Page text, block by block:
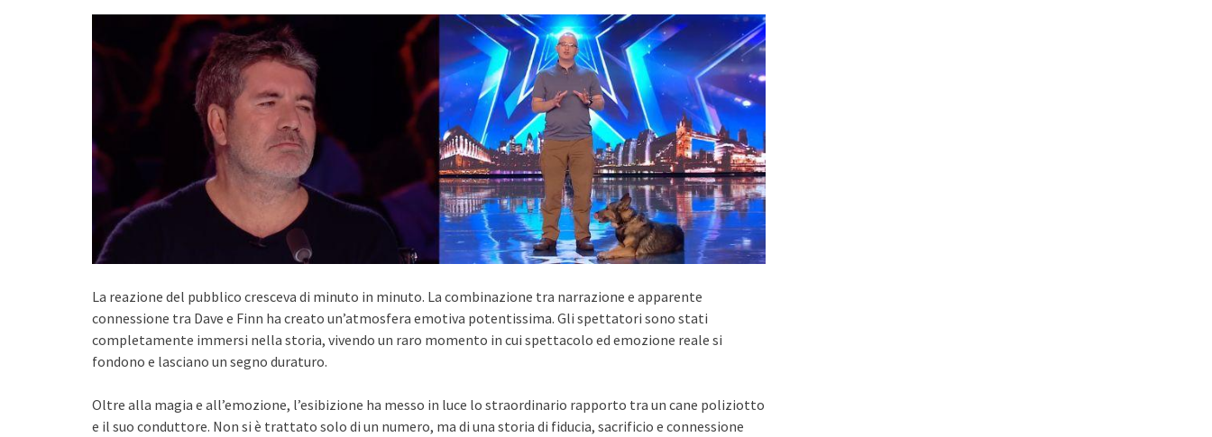
La reazione del pubblico cresceva di minuto in minuto. La combinazione tra narrazione e apparente
connessione tra Dave e Finn ha creato un’atmosfera emotiva potentissima. Gli spettatori sono stati
completamente immersi nella storia, vivendo un raro momento in cui spettacolo ed emozione reale si
fondono e lasciano un segno duraturo.
Oltre alla magia e all’emozione, l’esibizione ha messo in luce lo straordinario rapporto tra un cane poliziotto
e il suo conduttore. Non si è trattato solo di un numero, ma di una storia di fiducia, sacrificio e connessione